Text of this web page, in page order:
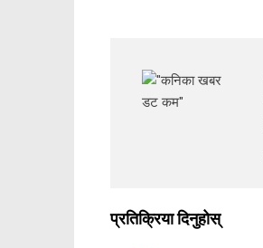
प्रतिक्रिया दिनुहोस्